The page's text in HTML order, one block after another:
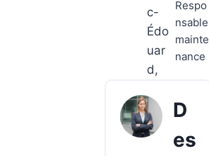
c-
Édo
uar
d,
Respo
nsable
mainte
nance
D
es